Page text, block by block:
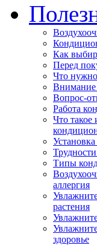
Как
Перед
Что нужно
Внимание
Вопрос-
Работа
Что такое
Типы
аллергия
растения
здоровье